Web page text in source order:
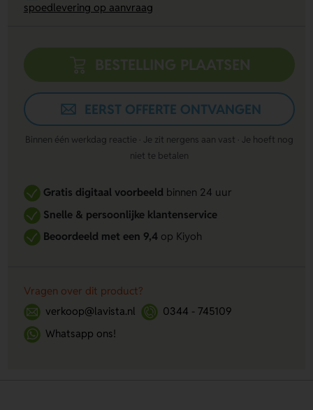
spoedlevering op aanvraag
BESTELLING PLAATSEN
EERST OFFERTE ONTVANGEN
Binnen één werkdag reactie · Je zit nergens aan vast · Je hoeft nog
niet te betalen
Gratis digitaal voorbeeldbinnen 24 uur
Snelle & persoonlijke klantenservice
Beoordeeld met een 9,4op Kiyoh
Vragen over dit product?
verkoop@lavista.nl
0344 - 745109
Whatsapp ons!